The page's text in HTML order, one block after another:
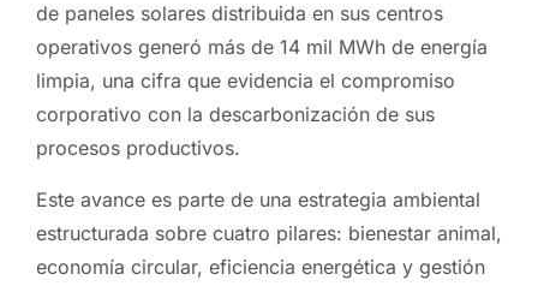
de paneles solares distribuida en sus centros
operativos generó más de 14 mil MWh de energía
limpia, una cifra que evidencia el compromiso
corporativo con la descarbonización de sus
procesos productivos.
Este avance es parte de una estrategia ambiental
estructurada sobre cuatro pilares: bienestar animal,
economía circular, eficiencia energética y gestión